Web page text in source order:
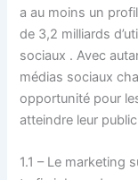
a au moins un
de 3,2 milliards
sociaux . Avec
médias sociaux
opportunité pour
atteindre leur
1.1 – Le marketing